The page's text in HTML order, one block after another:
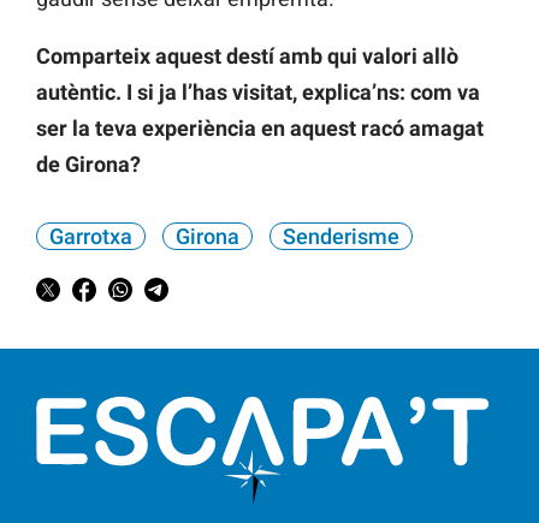
Comparteix aquest destí amb qui valori allò
autèntic. I si ja l’has visitat, explica’ns: com va
ser la teva experiència en aquest racó amagat
de Girona?
Garrotxa Girona Senderisme